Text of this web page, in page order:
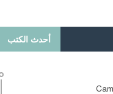
أحدث الكتب